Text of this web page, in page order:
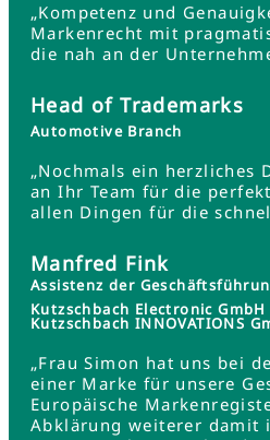
„Kompetenz und
Markenrecht mit
die nah an der
Head of Trademarks
Automotive Branch
„Nochmals ein herzliches
an Ihr Team für die
allen Dingen für die
Manfred Fink
Assistenz der
Kutzschbach Electronic GmbH
Kutzschbach INNOVATIONS
„Frau Simon hat uns bei
einer Marke für unsere
Europäische
Abklärung weiterer damit